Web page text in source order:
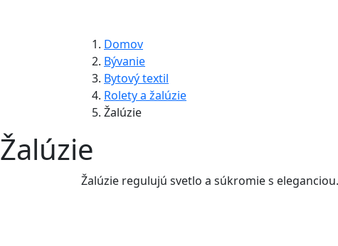
Domov
Bývanie
Bytový textil
Rolety a žalúzie
Žalúzie
Žalúzie
Žalúzie regulujú svetlo a súkromie s